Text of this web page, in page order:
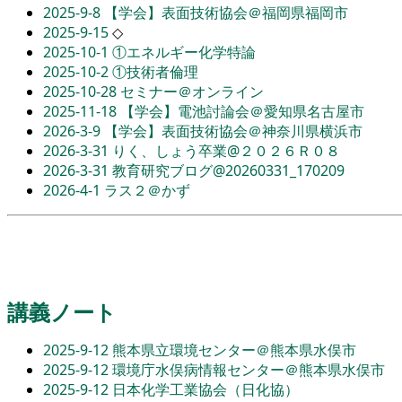
2025-9-8
【学会】表面技術協会＠福岡県福岡市
2025-9-15◇
2025-10-1 ①エネルギー化学特論
2025-10-2①技術者倫理
2025-10-28 セミナー＠オンライン
2025-11-18
【学会】電池討論会＠愛知県名古屋市
2026-3-9
【学会】表面技術協会＠神奈川県横浜市
2026-3-31 りく、しょう卒業@２０２６Ｒ０８
2026-3-31 教育研究ブログ@20260331_170209
2026-4-1 ラス２＠かず
講義ノート
2025-9-12熊本県立環境センター＠熊本県水俣市
2025-9-12環境庁水俣病情報センター＠熊本県水俣市
2025-9-12 日本化学工業協会（日化協）